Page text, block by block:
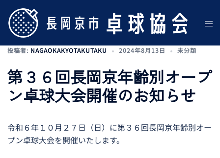
投稿者: NAGAOKAKYOTAKUTAKU 2024年8月13日 未分類
第３６回長岡京年齢別オープ
ン卓球大会開催のお知らせ
令和６年１０月２７日（日）に第３６回長岡京年齢別オー
プン卓球大会を開催いたします。